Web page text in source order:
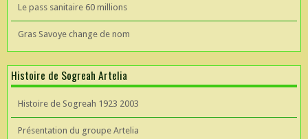
Le pass sanitaire 60 millions
Gras Savoye change de nom
Histoire de Sogreah Artelia
Histoire de Sogreah 1923 2003
Présentation du groupe Artelia